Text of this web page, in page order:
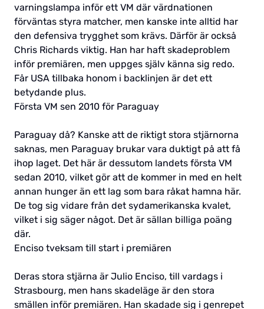
varningslampa inför ett VM där värdnationen
förväntas styra matcher, men kanske inte alltid har
den defensiva trygghet som krävs. Därför är också
Chris Richards viktig. Han har haft skadeproblem
inför premiären, men uppges själv känna sig redo.
Får USA tillbaka honom i backlinjen är det ett
betydande plus.
Första VM sen 2010 för Paraguay
Paraguay då? Kanske att de riktigt stora stjärnorna
saknas, men Paraguay brukar vara duktigt på att få
ihop laget. Det här är dessutom landets första VM
sedan 2010, vilket gör att de kommer in med en helt
annan hunger än ett lag som bara råkat hamna här.
De tog sig vidare från det sydamerikanska kvalet,
vilket i sig säger något. Det är sällan billiga poäng
där.
Enciso tveksam till start i premiären
Deras stora stjärna är Julio Enciso, till vardags i
Strasbourg, men hans skadeläge är den stora
smällen inför premiären. Han skadade sig i genrepet